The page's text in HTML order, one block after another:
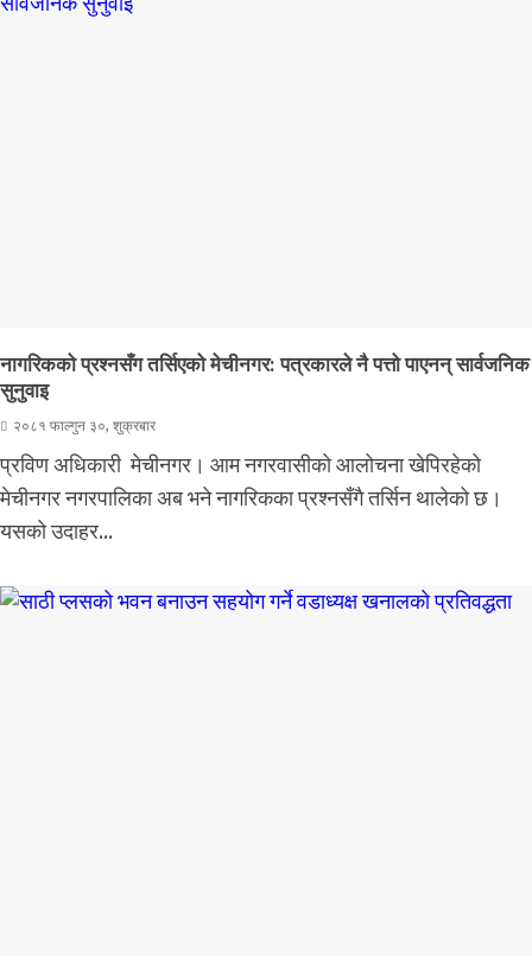
नागरिकको प्रश्नसँग तर्सिएको मेचीनगर: पत्रकारले नै पत्तो पाएनन् सार्वजनिक
सुनुवाइ
२०८१ फाल्गुन ३०, शुक्रबार
प्रविण अधिकारी मेचीनगर। आम नगरवासीको आलोचना खेपिरहेको
मेचीनगर नगरपालिका अब भने नागरिकका प्रश्नसँगै तर्सिन थालेको छ।
यसको उदाहर...